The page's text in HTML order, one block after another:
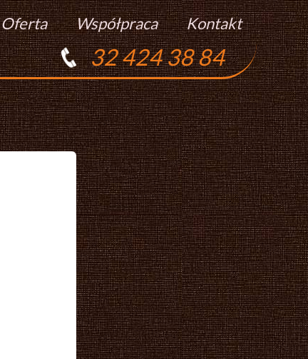
32 424 38 84
Oferta
Torty
Ciasta
Ciasteczka
Ciasta Świąteczne
Podziękowania Dla Gości
Współpraca
Praca
Kontakt